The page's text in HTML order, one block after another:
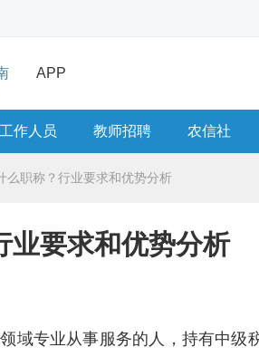
APP
作人员 教师招聘 农信社
么职称？行业要求和优势分析
业要求和优势分析
域专业从事服务的人，持有中级